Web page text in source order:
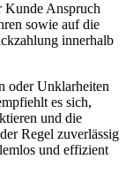
Kunde Anspruch
sowie auf die
innerhalb
oder Unklarheiten
es sich,
und die
Regel zuverlässig
und effizient